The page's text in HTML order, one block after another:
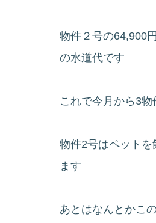
物件２号の64,900
の水道代です
これで今月から3物
物件2号はペット
ます
あとはなんとかこ